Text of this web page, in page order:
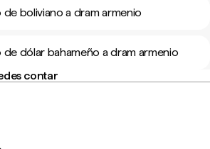
boliviano a dram armenio
dólar bahameño a dram armenio
contar